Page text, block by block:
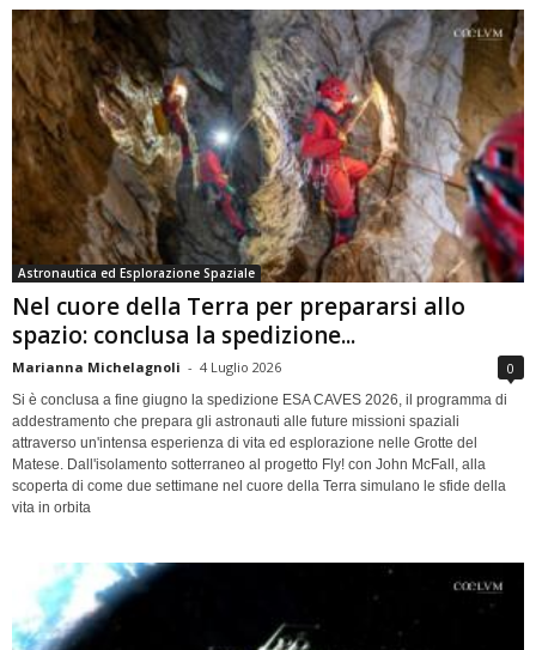
Astronautica ed Esplorazione Spaziale
Nel cuore della Terra per prepararsi allo
spazio: conclusa la spedizione...
Marianna Michelagnoli - 4 Luglio 2026 0
Si è conclusa a fine giugno la spedizione ESA CAVES 2026, il programma di
addestramento che prepara gli astronauti alle future missioni spaziali
attraverso un'intensa esperienza di vita ed esplorazione nelle Grotte del
Matese. Dall'isolamento sotterraneo al progetto Fly! con John McFall, alla
scoperta di come due settimane nel cuore della Terra simulano le sfide della
vita in orbita